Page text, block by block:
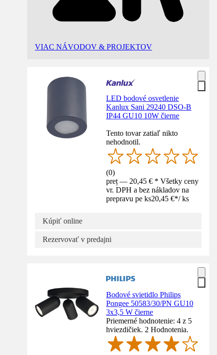
VIAC NÁVODOV & PROJEKTOV
LED bodové osvetlenie
Kanlux Sani 29240 DSO-B
IP44 GU10 10W čierne
Tento tovar zatiaľ nikto
nehodnotil.
(0)
preț — 20,45 € * Všetky ceny
vr. DPH a bez nákladov na
prepravu pe ks20,45 €*/ ks
Kúpiť online
Rezervovať v predajni
Bodové svietidlo Philips
Pongee 50583/30/PN GU10
3x3,5 W čierne
Priemerné hodnotenie: 4 z 5
hviezdičiek. 2 Hodnotenia.